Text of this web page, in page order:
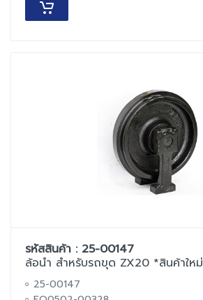
รหัสสินค้า : 25-00147
ล้อนำ สำหรับรถขุด ZX20 *สินค้าใหม่
25-00147